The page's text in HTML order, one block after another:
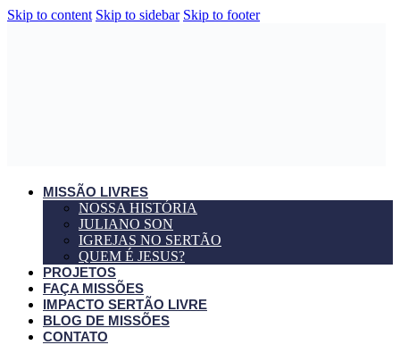
Skip to content Skip to sidebar Skip to footer
MISSÃO LIVRES
NOSSA HISTÓRIA
JULIANO SON
IGREJAS NO SERTÃO
QUEM É JESUS?
PROJETOS
FAÇA MISSÕES
IMPACTO SERTÃO LIVRE
BLOG DE MISSÕES
CONTATO